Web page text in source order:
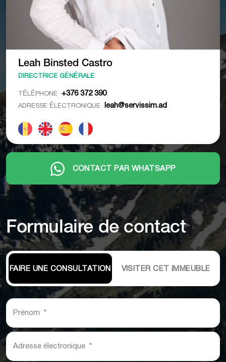
Leah Binsted Castro
DIRECTRICE GÉNÉRALE
TÉLÉPHONE +376 372 390
ADRESSE ÉLECTRONIQUE leah@servissim.ad
CONTACT PAR WHATSAPP
Formulaire de contact
FAIRE UNE CONSULTATION VISITER CET IMMEUBLE